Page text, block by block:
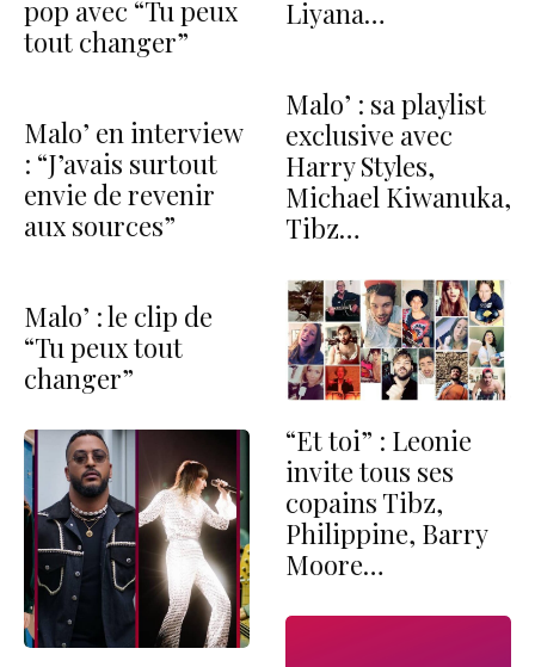
pop avec “Tu peux
tout changer”
Malo’ en interview
: “J’avais surtout
envie de revenir
aux sources”
Malo’ : le clip de
“Tu peux tout
changer”
Liyana…
Malo’ : sa playlist
exclusive avec
Harry Styles,
Michael Kiwanuka,
Tibz…
“Et toi” : Leonie
invite tous ses
copains Tibz,
Philippine, Barry
Moore…